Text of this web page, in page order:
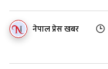
नेपाल प्रेस खबर